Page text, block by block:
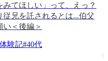
みてほしい」って、えっ？
従兄を託されるとは...伯父
い＜後編＞
験記#40代